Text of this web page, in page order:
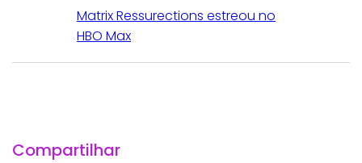
Matrix Ressurections estreou no
HBO Max
Compartilhar